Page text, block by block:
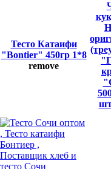
Тесто Катаифи
"Bontier" 450гр 1*8
remove